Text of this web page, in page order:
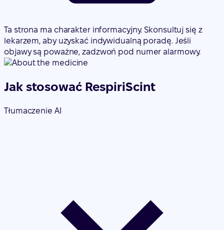
Ta strona ma charakter informacyjny. Skonsultuj się z
lekarzem, aby uzyskać indywidualną poradę. Jeśli
objawy są poważne, zadzwoń pod numer alarmowy.
Jak stosować RespiriScint
Tłumaczenie AI